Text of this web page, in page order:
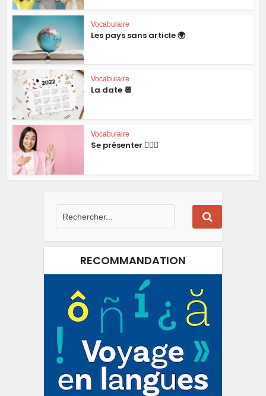
Vocabulaire
Les pays sans article 🌍
Vocabulaire
La date 📆
Vocabulaire
Se présenter 🙋🏻‍♂️
RECOMMANDATION